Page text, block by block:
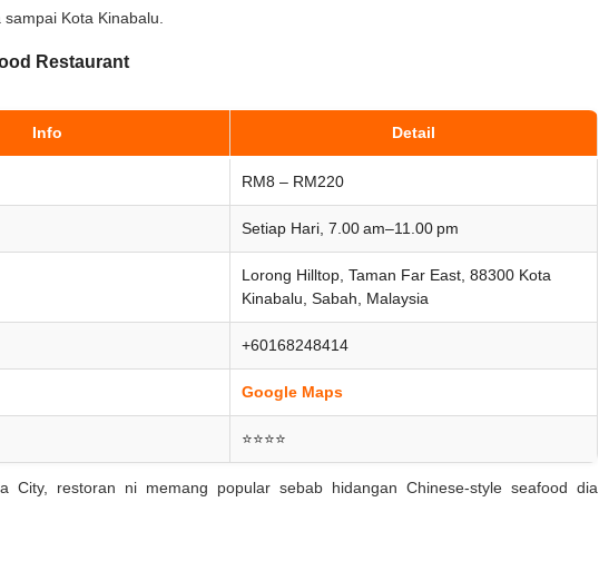
Kota Kinabalu.
Restaurant
Info Detail
RM8 – RM220
Setiap Hari, 7.00 am–11.00 pm
Lorong Hilltop, Taman Far East, 88300 Kota
Kinabalu, Sabah, Malaysia
+60168248414
Google Maps
⭐⭐⭐⭐
City, restoran ni memang popular sebab hidangan Chinese-style seafood dia